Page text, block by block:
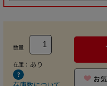
数量
在庫： あり
お